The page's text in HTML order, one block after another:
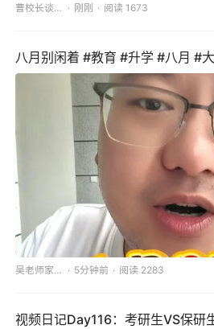
曹校长谈教育 刚刚 阅读 1673
八月别闲着 #教育 #升学 #八月 #
吴老师家长圈 5分钟前 阅读 2283
视频日记Day116：考研生VS保研